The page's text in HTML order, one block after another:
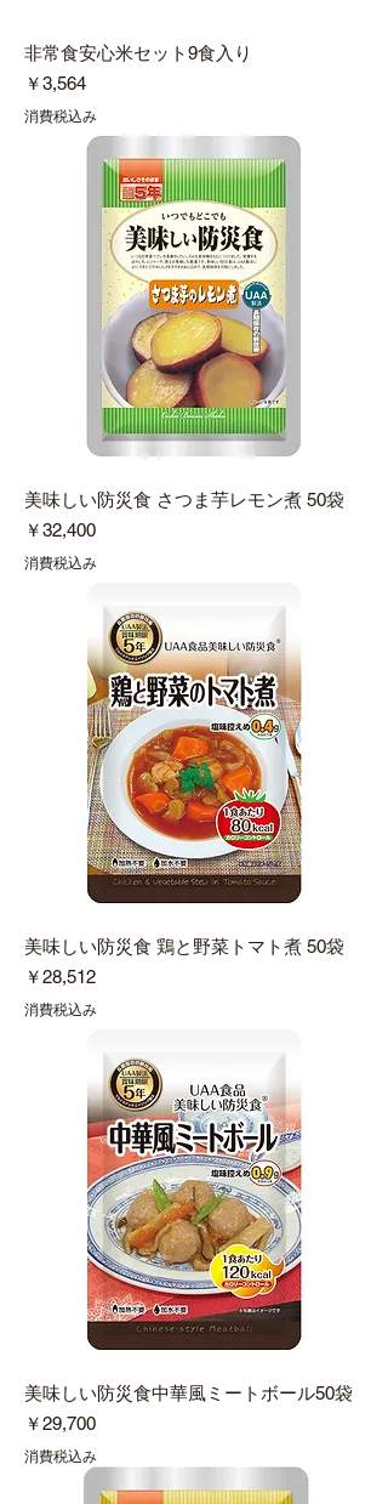
非常食安心米セット9食入り
価格
￥3,564
消費税込み
美味しい防災食 さつま芋レモン煮 50袋
価格
￥32,400
消費税込み
美味しい防災食 鶏と野菜トマト煮 50袋
価格
￥28,512
消費税込み
美味しい防災食中華風ミートボール50袋
価格
￥29,700
消費税込み